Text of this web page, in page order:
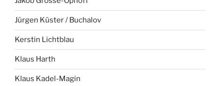
Jürgen Küster / Buchalov
Kerstin Lichtblau
Klaus Harth
Klaus Kadel-Magin